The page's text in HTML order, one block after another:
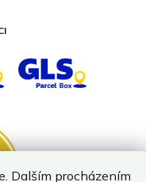
Dalším procházením